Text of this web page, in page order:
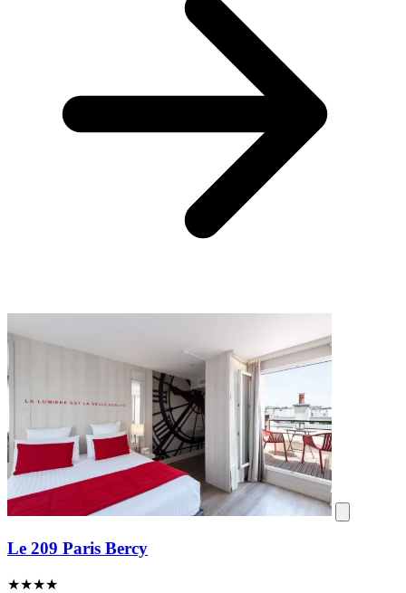
Le 209 Paris Bercy
★★★★